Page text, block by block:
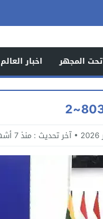
تحت المجهر اخبار العالم
آخر تحديث : منذ 7 أشهر